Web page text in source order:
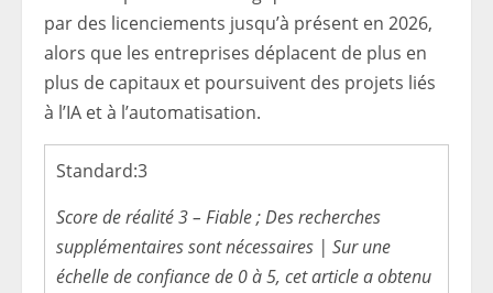
par des licenciements jusqu’à présent en 2026,
alors que les entreprises déplacent de plus en
plus de capitaux et poursuivent des projets liés
à l’IA et à l’automatisation.
Standard:3
Score de réalité 3 – Fiable ; Des recherches
supplémentaires sont nécessaires | Sur une
échelle de confiance de 0 à 5, cet article a obtenu